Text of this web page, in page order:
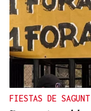
FIESTAS DE SAGUNT